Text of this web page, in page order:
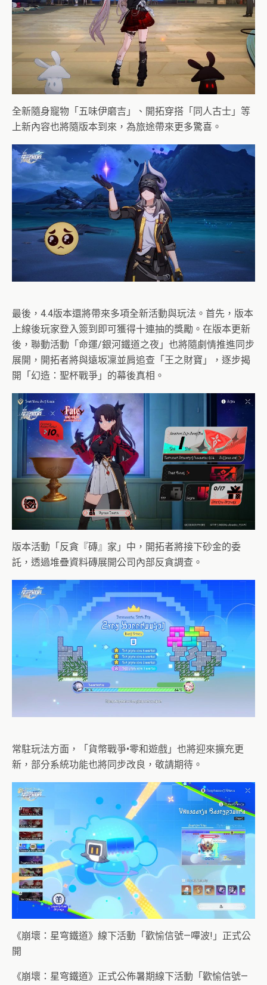
全新隨身寵物「五味伊磨吉」、開拓穿搭「同人古士」等
上新內容也將隨版本到來，為旅途帶來更多驚喜。
最後，4.4版本還將帶來多項全新活動與玩法。首先，版本
上線後玩家登入簽到即可獲得十連抽的獎勵。在版本更新
後，聯動活動「命運/銀河鐵道之夜」也將隨劇情推進同步
展開，開拓者將與遠坂凜並肩追查「王之財寶」，逐步揭
開「幻造：聖杯戰爭」的幕後真相。
版本活動「反貪『磚』家」中，開拓者將接下砂金的委
託，透過堆疊資料磚展開公司內部反貪調查。
常駐玩法方面，「貨幣戰爭•零和遊戲」也將迎來擴充更
新，部分系統功能也將同步改良，敬請期待。
《崩壞：星穹鐵道》線下活動「歡愉信號—嗶波!」正式公
開
《崩壞：星穹鐵道》正式公佈暑期線下活動「歡愉信號—